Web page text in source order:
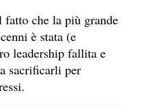
che la più grande
è stata (e
leadership fallita e
sacrificarli per